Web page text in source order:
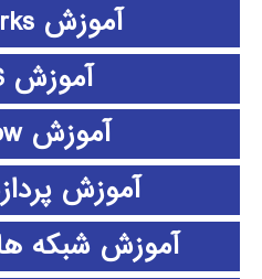
آموزش SolidWorks
آموزش SPSS
آموزش stateflow
آموزش
آموزش شبکه